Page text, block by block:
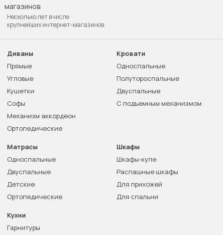
Несколько лет в числе
крупнейших интернет-магазинов
Диваны
Прямые
Угловые
Кушетки
Софы
Механизм аккордеон
Ортопедические
Кровати
Односпальные
Полутороспальные
Двуспальные
С подъемным механизмом
Матрасы
Односпальные
Двуспальные
Детские
Ортопедические
Шкафы
Шкафы-купе
Распашные шкафы
Для прихожей
Для спальни
Кухни
Гарнитуры